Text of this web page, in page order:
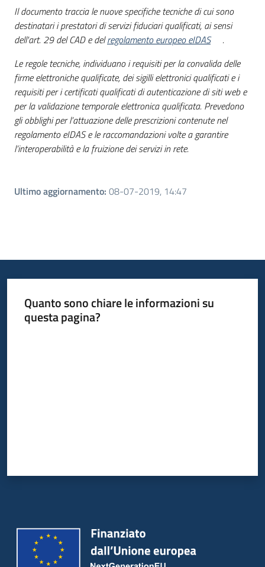
Il documento traccia le nuove specifiche tecniche di cui sono
destinatari i prestatori di servizi fiduciari qualificati, ai sensi
dell'art. 29 del CAD e delregolamento europeo eIDAS
.
Le regole tecniche, individuano i requisiti per la convalida delle
firme elettroniche qualificate, dei sigilli elettronici qualificati e i
requisiti per i certificati qualificati di autenticazione di siti web e
per la validazione temporale elettronica qualificata. Prevedono
gli obblighi per l’attuazione delle prescrizioni contenute nel
regolamento eIDAS e le raccomandazioni volte a garantire
l’interoperabilità e la fruizione dei servizi in rete.
Ultimo aggiornamento: 08-07-2019, 14:47
Quanto sono chiare le informazioni su
questa pagina?